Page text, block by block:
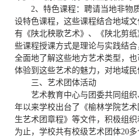
2、 特色课程：聘请当地非物
设特色课程，这些课程结合地域
有《陕北秧歌艺术》 、 《陕北剪纸
些课程授课方式是理论与实践结
全面地了解这些地方艺术类型，也
体验到这些艺术的魅力，对地域民
三、 艺术团体活动
艺术教育中心与团委共同组
年以来学校出台了《榆林学院艺
生艺术团章程》等文件，积极组
为止，学校共有校级艺术团体20